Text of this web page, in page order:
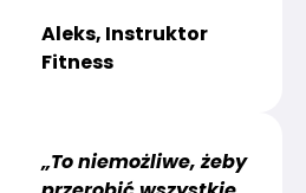
Aleks, Instruktor
Fitness
„To niemożliwe, żeby